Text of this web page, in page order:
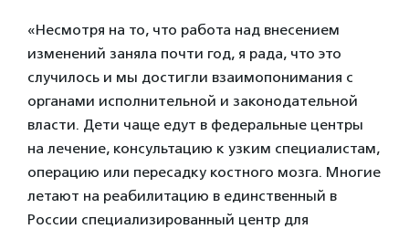
«Несмотря на то, что работа над внесением
изменений заняла почти год, я рада, что это
случилось и мы достигли взаимопонимания с
органами исполнительной и законодательной
власти. Дети чаще едут в федеральные центры
на лечение, консультацию к узким специалистам,
операцию или пересадку костного мозга. Многие
летают на реабилитацию в единственный в
России специализированный центр для